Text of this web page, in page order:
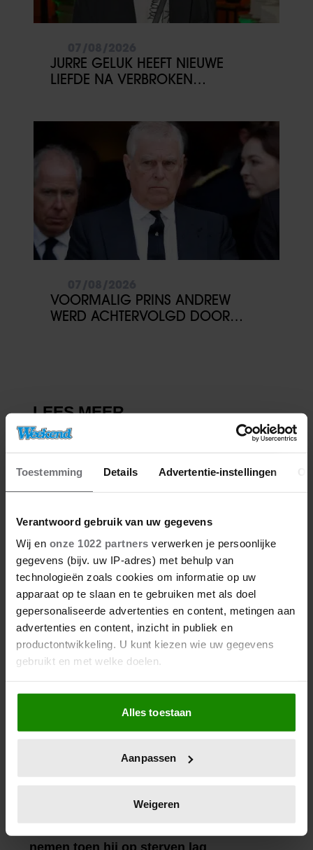
Toestemming Details Advertentie-instellingen
Verantwoord gebruik van uw gegevens
Wij en onze 1022 partners verwerken je persoonlijke
gegevens (bijv. uw IP-adres) met behulp van
technologieën zoals cookies om informatie op uw
apparaat op te slaan en te gebruiken met als doel
gepersonaliseerde advertenties en content, metingen aan
advertenties en content, inzicht in publiek en
productontwikkeling. U kunt kiezen wie uw gegevens
gebruikt en met welke doelen.
Als u het toestaat, willen we ook graag:
Informatie verzamelen over uw geografische
locatie, die tot een paar meter nauwkeurig kan zijn
scannen op specifieke eigenschappen (fingerprinting)
verwerkt en stel uw voorkeuren in het
intrekken in de Cookieverklaring.
Alles toestaan
Aanpassen
Weigeren
JURRE GELUK HEEFT NIEUWE
LIEFDE NA VERBROKEN
VOORMALIG PRINS ANDREW
WERD ACHTERVOLGD DOOR